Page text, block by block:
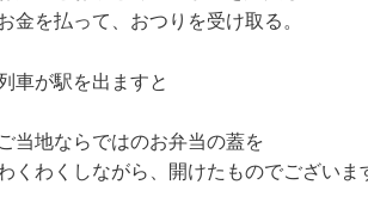
金を払って、おつりを受け取る。
車が駅を出ますと
ご当地ならではのお弁当の蓋を
くわくしながら、開けたものでございま